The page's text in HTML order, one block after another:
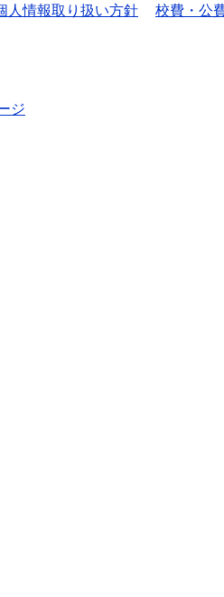
人情報取り扱い方針 校費・公
ジ